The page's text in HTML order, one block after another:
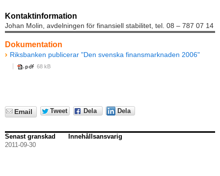
Kontaktinformation
Johan Molin, avdelningen för finansiell stabilitet, tel. 08 – 787 07 14
Dokumentation
Riksbanken publicerar "Den svenska finansmarknaden 2006"
68 kB
Email Tweet Dela Dela
Senast granskad
2011-09-30
Innehållsansvarig